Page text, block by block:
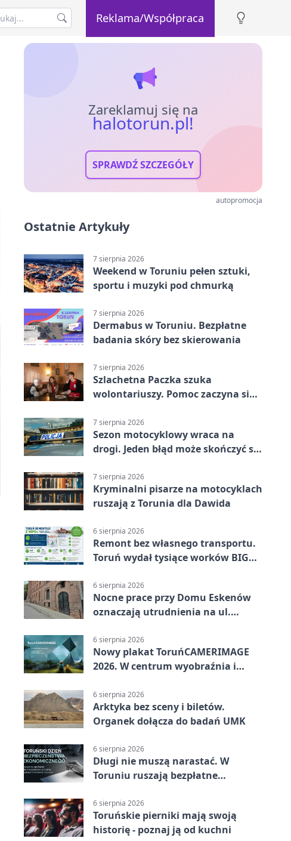
Reklama/Współpraca
Zareklamuj się na
halotorun.pl!
SPRAWDŹ SZCZEGÓŁY
autopromocja
Ostatnie Artykuły
7 sierpnia 2026
Weekend w Toruniu pełen sztuki,
sportu i muzyki pod chmurką
7 sierpnia 2026
Dermabus w Toruniu. Bezpłatne
badania skóry bez skierowania
7 sierpnia 2026
Szlachetna Paczka szuka
wolontariuszy. Pomoc zaczyna się
7 sierpnia 2026
Sezon motocyklowy wraca na
drogi. Jeden błąd może skończyć się
7 sierpnia 2026
Kryminalni pisarze na motocyklach
ruszają z Torunia dla Dawida
6 sierpnia 2026
Remont bez własnego transportu.
Toruń wydał tysiące worków BIG
6 sierpnia 2026
Nocne prace przy Domu Eskenów
oznaczają utrudnienia na ul.
6 sierpnia 2026
Nowy plakat ToruńCAMERIMAGE
2026. W centrum wyobraźnia i
6 sierpnia 2026
Arktyka bez sceny i biletów.
Organek dołącza do badań UMK
6 sierpnia 2026
Długi nie muszą narastać. W
Toruniu ruszają bezpłatne
6 sierpnia 2026
Toruńskie pierniki mają swoją
historię - poznaj ją od kuchni